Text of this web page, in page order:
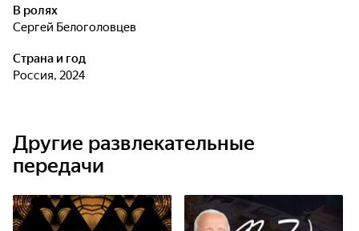
В ролях
Сергей Белоголовцев
Страна и год
Россия, 2024
Другие развлекательные
передачи